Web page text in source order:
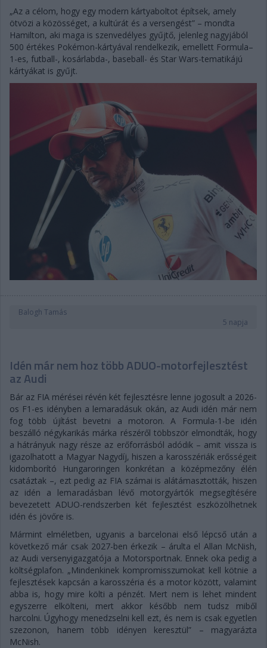
„Az a célom, hogy egy modern kártyaboltot építsek, amely
ötvözi a közösséget, a kultúrát és a versengést” – mondta
Hamilton, aki maga is szenvedélyes gyűjtő, jelenleg nagyjából
500 értékes Pokémon-kártyával rendelkezik, emellett Formula–
1-es, futball-, kosárlabda-, baseball- és Star Wars-tematikájú
kártyákat is gyűjt.
Balogh Tamás
5 napja
Idén már nem hoz több ADUO-motorfejlesztést
az Audi
Bár az FIA mérései révén két fejlesztésre lenne jogosult a 2026-
os F1-es idényben a lemaradásuk okán, az Audi idén már nem
fog több újítást bevetni a motoron. A Formula-1-be idén
beszálló négykarikás márka részéről többször elmondták, hogy
a hátrányuk nagy része az erőforrásból adódik – amit vissza is
igazolhatott a Magyar Nagydíj, hiszen a karosszériák erősségeit
kidomborító Hungaroringen konkrétan a középmezőny élén
csatáztak –, ezt pedig az FIA számai is alátámasztották, hiszen
az idén a lemaradásban lévő motorgyártók megsegítésére
bevezetett ADUO-rendszerben két fejlesztést eszközölhetnek
idén és jövőre is.
Mármint elméletben, ugyanis a barcelonai első lépcső után a
következő már csak 2027-ben érkezik – árulta el Allan McNish,
az Audi versenyigazgatója a Motorsportnak. Ennek oka pedig a
költségplafon. „Mindenkinek kompromisszumokat kell kötnie a
fejlesztések kapcsán a karosszéria és a motor között, valamint
abba is, hogy mire költi a pénzét. Mert nem is lehet mindent
egyszerre elkölteni, mert akkor később nem tudsz miből
harcolni. Úgyhogy menedzselni kell ezt, és nem is csak egyetlen
szezonon, hanem több idényen keresztül” – magyarázta
McNish.